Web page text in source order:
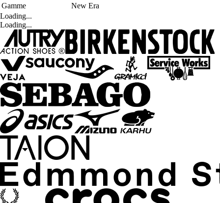
Gamme
New Era
Loading...
Loading...